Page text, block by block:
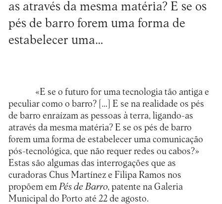
as através da mesma matéria? E se os
pés de barro forem uma forma de
estabelecer uma…
«E se o futuro for uma tecnologia tão antiga e
peculiar como o barro? […] E se na realidade os pés
de barro enraízam as pessoas à terra, ligando-as
através da mesma matéria? E se os pés de barro
forem uma forma de estabelecer uma comunicação
pós-tecnológica, que não requer redes ou cabos?»
Estas são algumas das interrogações que as
curadoras Chus Martínez e Filipa Ramos nos
propõem emPés de Barro, patente na Galeria
Municipal do Porto até 22 de agosto.